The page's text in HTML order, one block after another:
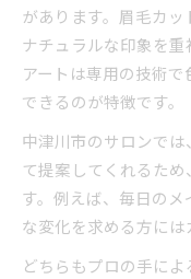
があります。眉毛カッ
ナチュラルな印象を
アートは専用の技術
できるのが特徴です。
中津川市のサロンで
て提案してくれるた
す。例えば、毎日の
な変化を求める方には
どちらもプロの手に